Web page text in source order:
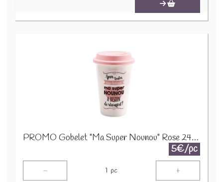
PROMO Gobelet "Ma Super Nounou" Rose 24139 1200
5€/pc
- 1 pc +